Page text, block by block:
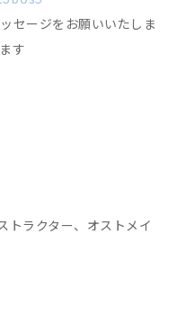
セージをお願いいたしま
す
ラクター、オストメイ